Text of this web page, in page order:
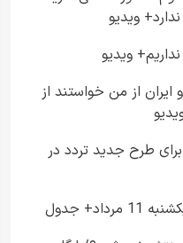
ویدیو
ویدیو
ایران از من خواستند از
طرح جدید تردد در
جدول